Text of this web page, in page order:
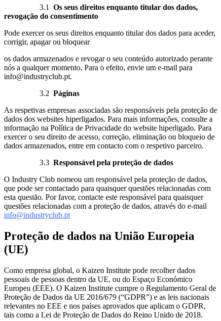
3.1 Os seus direitos enquanto titular dos dados,
revogação do consentimento
Pode exercer os seus direitos enquanto titular dos dados para aceder,
corrigir, apagar ou bloquear
os dados armazenados e revogar o seu conteúdo autorizado perante
nós a qualquer momento. Para o efeito, envie um e-mail para
info@industryclub.pt.
3.2 Páginas
As respetivas empresas associadas são responsáveis pela proteção de
dados dos websites hiperligados. Para mais informações, consulte a
informação na Política de Privacidade do website hiperligado. Para
exercer o seu direito de acesso, correção, eliminação ou bloqueio de
dados armazenados, entre em contacto com o respetivo parceiro.
3.3 Responsável pela proteção de dados
O Industry Club nomeou um responsável pela proteção de dados,
que pode ser contactado para quaisquer questões relacionadas com
esta questão. Por favor, contacte este responsável para quaisquer
questões relacionadas com a proteção de dados, através do e-mail
info@industryclub.pt
Proteção de dados na União Europeia
(UE)
Como empresa global, o Kaizen Institute pode recolher dados
pessoais de pessoas dentro da UE, ou do Espaço Económico
Europeu (EEE). O Kaizen Institute cumpre o Regulamento Geral de
Proteção de Dados da UE 2016/679 (“GDPR”) e as leis nacionais
relevantes no EEE e nos países aprovados que aplicam o GDPR,
tais como a Lei de Proteção de Dados do Reino Unido de 2018.